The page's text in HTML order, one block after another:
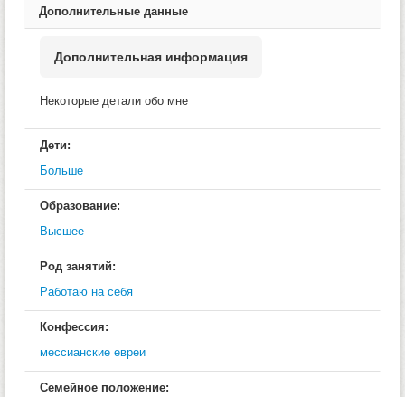
Дополнительные данные
Дополнительная информация
Некоторые детали обо мне
Дети:
Больше
Образование:
Высшее
Род занятий:
Работаю на себя
Конфессия:
меcсианские евреи
Семейное положение: